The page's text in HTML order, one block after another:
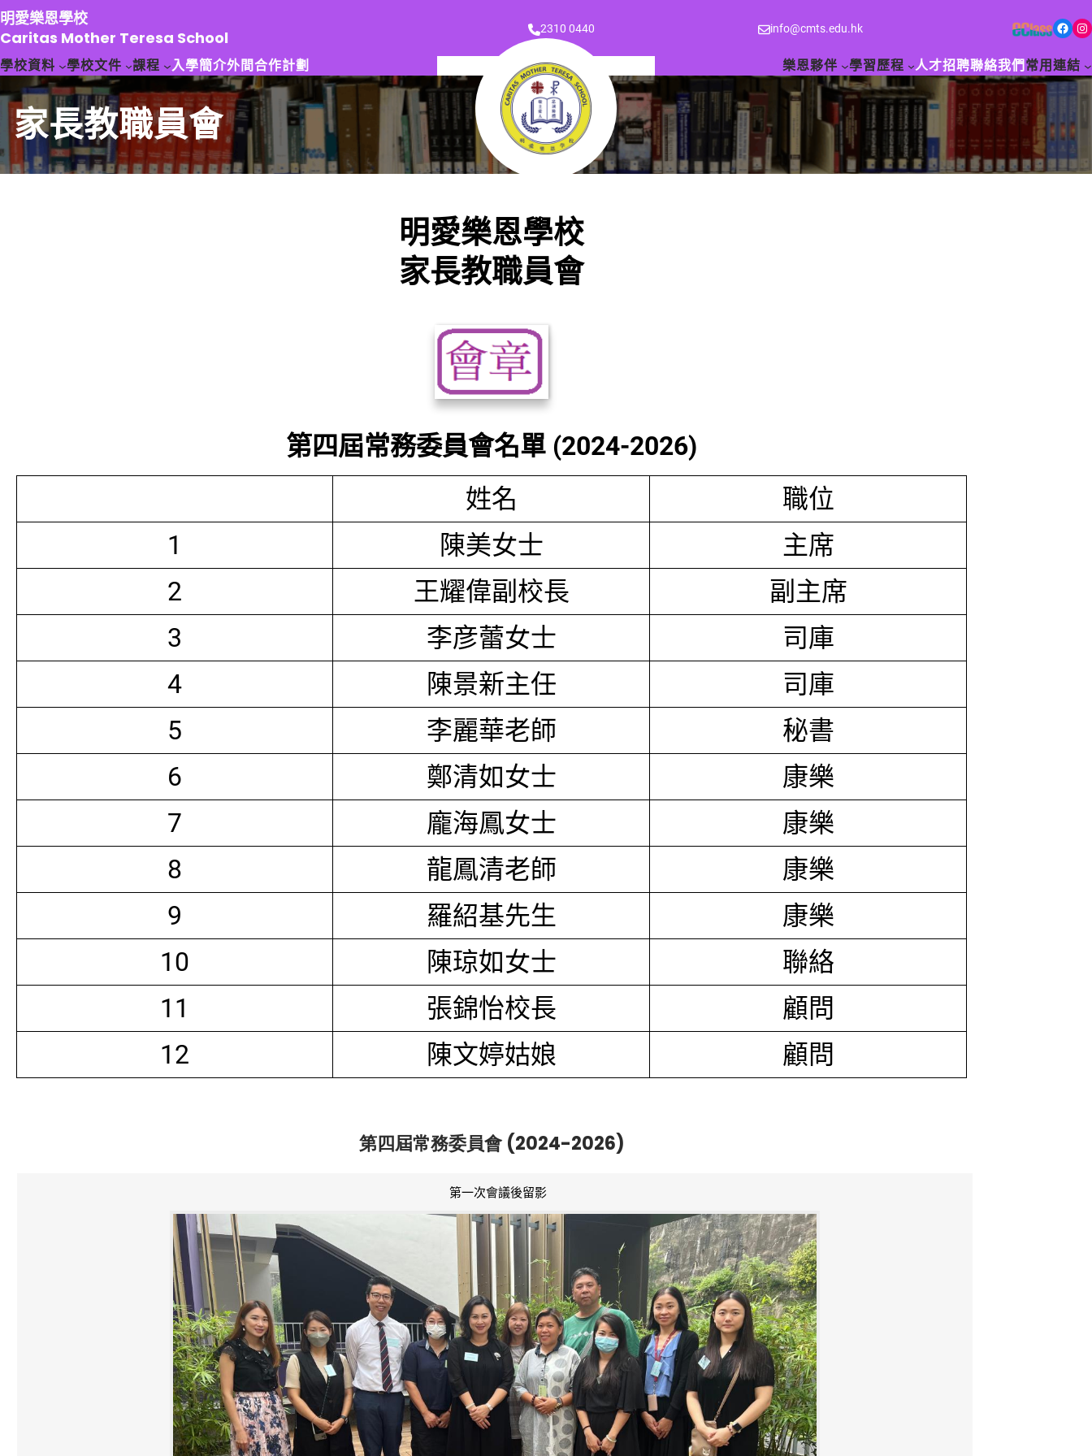
跳
至
主
要
容
明愛樂恩學校
Caritas Mother Teresa School
2310 0440 info@cmts.edu.hk Facebook Instagram
學校資料 學校文件 課程 入學簡介外間合作計劃 樂恩夥伴 學習歷程 人才招聘聯絡我們 常用連結
家長教職員會
明愛樂恩學校
家長教職員會
第四屆常務委員會名單 (2024-2026)
姓名
職位
1
陳美女士
主席
2
王耀偉副校長
副主席
3
李彦蕾女士
司庫
4
陳景新主任
司庫
5
李麗華老師
秘書
6
鄭清如女士
康樂
7
龐海鳳女士
康樂
8
龍鳳清老師
康樂
9
羅紹基先生
康樂
10
陳琼如女士
聯絡
11
張錦怡校長
顧問
12
陳文婷姑娘 顧問
第四屆常務委員會 (2024-2026)
第一次會議後留影